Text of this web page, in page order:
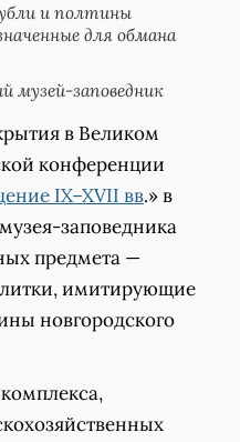
и полтины
для обмана
музей-заповедник
в Великом
конференции
IX–XVII вв.» в
заповедника
предмета —
имитирующие
новгородского